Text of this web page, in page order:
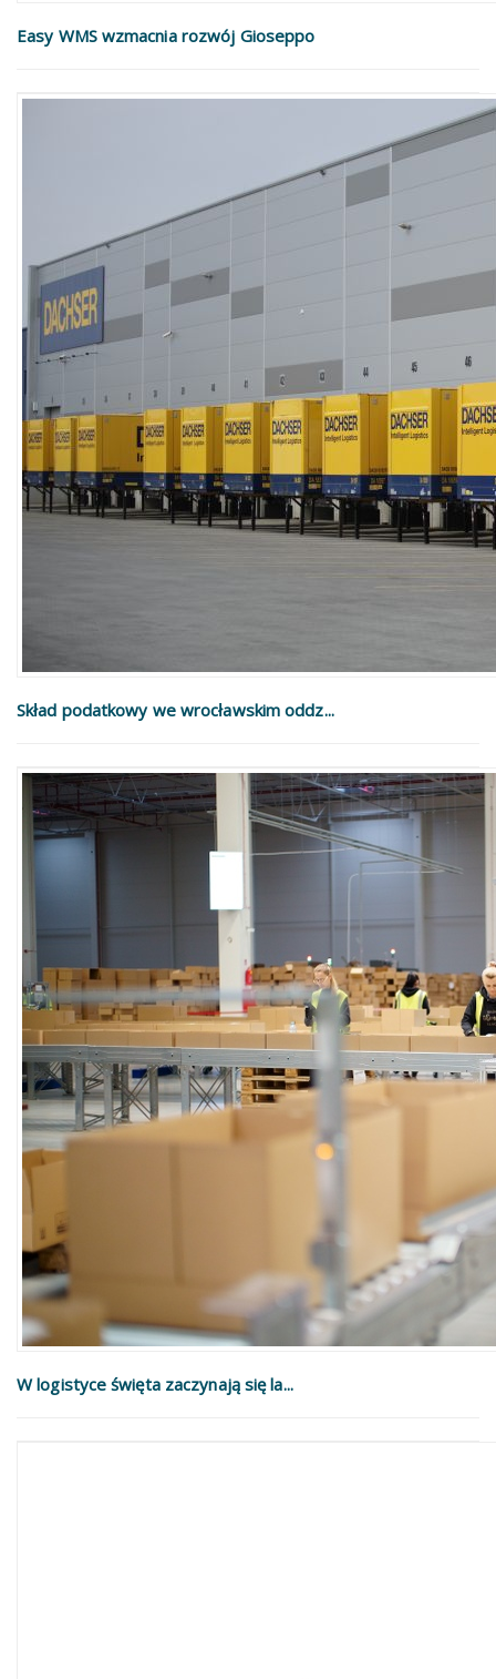
Easy WMS wzmacnia rozwój Gioseppo
Skład podatkowy we wrocławskim oddz...
W logistyce święta zaczynają się la...